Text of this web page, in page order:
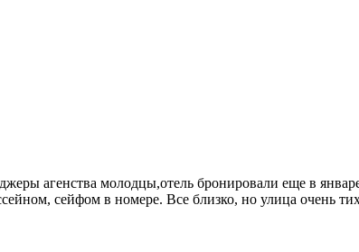
агенства молодцы,отель бронировали еще в
сейфом в номере. Все близко, но улица очень